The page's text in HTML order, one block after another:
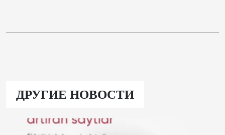
ДРУГИЕ НОВОСТИ